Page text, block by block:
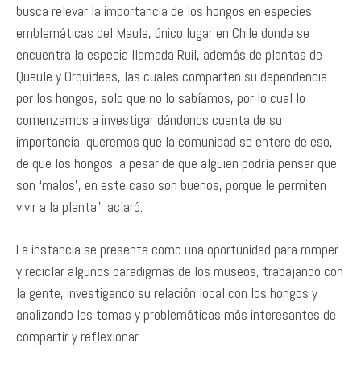
busca relevar la importancia de los hongos en especies
emblemáticas del Maule, único lugar en Chile donde se
encuentra la especia llamada Ruil, además de plantas de
Queule y Orquídeas, las cuales comparten su dependencia
por los hongos, solo que no lo sabíamos, por lo cual lo
comenzamos a investigar dándonos cuenta de su
importancia, queremos que la comunidad se entere de eso,
de que los hongos, a pesar de que alguien podría pensar que
son ‘malos’, en este caso son buenos, porque le permiten
vivir a la planta”, aclaró.
La instancia se presenta como una oportunidad para romper
y reciclar algunos paradigmas de los museos, trabajando con
la gente, investigando su relación local con los hongos y
analizando los temas y problemáticas más interesantes de
compartir y reflexionar.